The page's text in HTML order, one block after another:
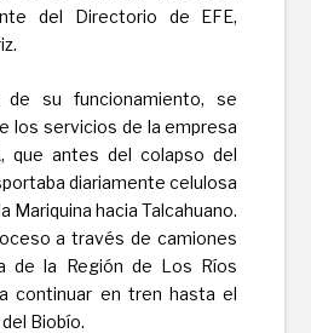
del Directorio de EFE,
su funcionamiento, se
los servicios de la empresa
que antes del colapso del
diariamente celulosa
Mariquina hacia Talcahuano.
a través de camiones
de la Región de Los Ríos
continuar en tren hasta el
Biobío.